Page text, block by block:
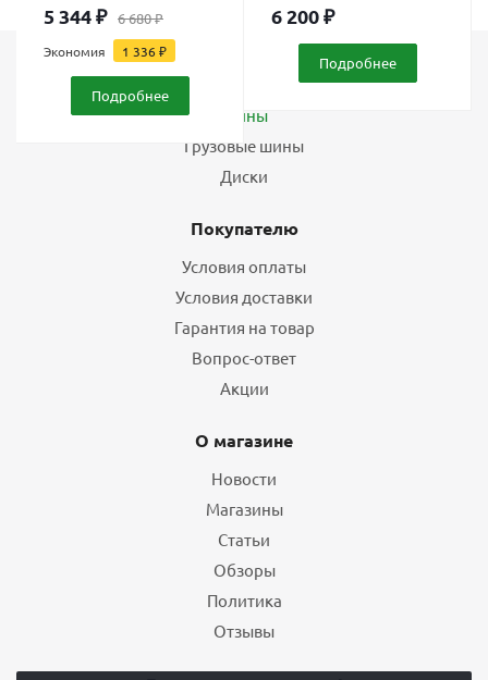
5 344₽ 6 680₽
Экономия 1 336₽
Подробнее
6 200₽
Подробнее
Шины
Грузовые шины
Диски
Покупателю
Условия оплаты
Условия доставки
Гарантия на товар
Вопрос-ответ
Акции
О магазине
Новости
Магазины
Статьи
Обзоры
Политика
Отзывы